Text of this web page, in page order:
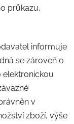
průkazu,
informuje
se zároveň o
elektronickou
v
zboží, výše